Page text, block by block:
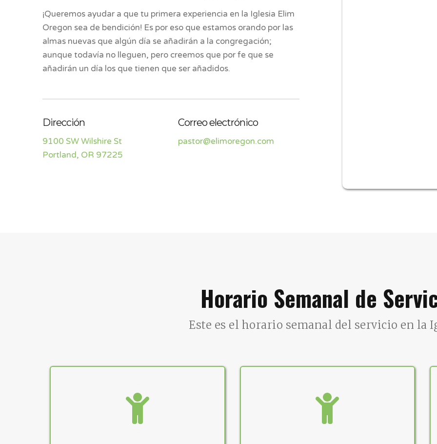
¡Queremos ayudar a que tu primera experiencia en la Iglesia Elim
Oregon sea de bendición! Es por eso que estamos orando por las
almas nuevas que algún día se añadirán a la congregación;
aunque todavía no lleguen, pero creemos que por fe que se
añadirán un día los que tienen que ser añadidos.
Dirección
9100 SW Wilshire St
Portland, OR 97225
Correo electrónico
pastor@elimoregon.com
Horario Semanal de
Este es el horario semanal del servicio en la